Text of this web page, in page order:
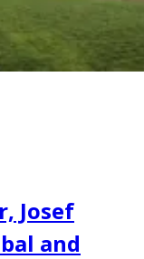
Josef
and